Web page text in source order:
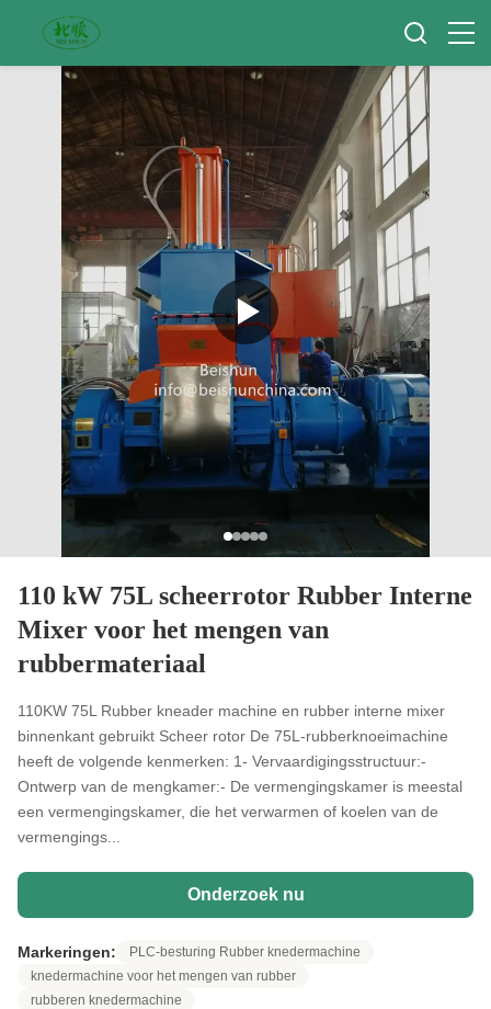
110 kW 75L scheerrotor Rubber Interne
Mixer voor het mengen van
rubbermateriaal
110KW 75L Rubber kneader machine en rubber interne mixer
binnenkant gebruikt Scheer rotor De 75L-rubberknoeimachine
heeft de volgende kenmerken: 1- Vervaardigingsstructuur:-
Ontwerp van de mengkamer:- De vermengingskamer is meestal
een vermengingskamer, die het verwarmen of koelen van de
vermengings...
Onderzoek nu
Markeringen:
PLC-besturing Rubber knedermachine
knedermachine voor het mengen van rubber
rubberen knedermachine